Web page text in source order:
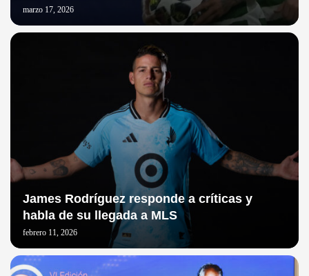
marzo 17, 2026
James Rodríguez responde a críticas y
habla de su llegada a MLS
febrero 11, 2026